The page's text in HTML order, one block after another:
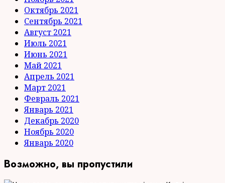
Октябрь 2021
Сентябрь 2021
Август 2021
Июль 2021
Июнь 2021
Май 2021
Апрель 2021
Март 2021
Февраль 2021
Январь 2021
Декабрь 2020
Ноябрь 2020
Январь 2020
Возможно, вы пропустили